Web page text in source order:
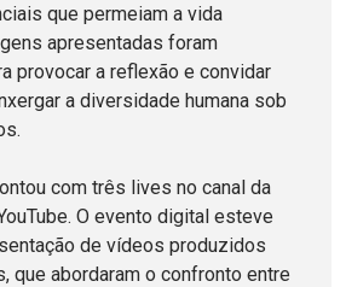
que permeiam a vida
apresentadas foram
provocar a reflexão e convidar
a diversidade humana sob
com três lives no canal da
O evento digital esteve
de vídeos produzidos
que abordaram o confronto entre